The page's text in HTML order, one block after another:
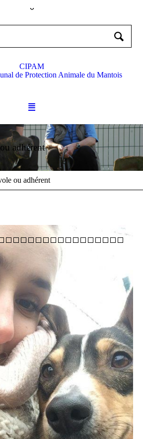
CIPAM
de Protection Animale du Mantois
adhérent
ou adhérent